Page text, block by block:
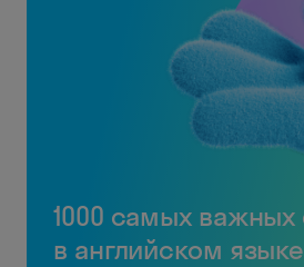
1000 самых важных
в английском языке